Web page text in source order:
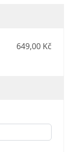
649,00 Kč